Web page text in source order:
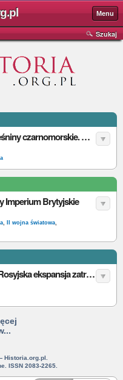
Menu
Szukaj
Radziecko-turecki spór o cieśniny czarnomorskie. W 1946 interweniowały USA i Wielka Brytania
Imperium Brytyjskie
, II wojna światowa,
Wojna krymska 1853–1856. Rosyjska ekspansja zatrzymana przez państwa sprzymierzone
Historia.org.pl.
ISSN 2083-2265.